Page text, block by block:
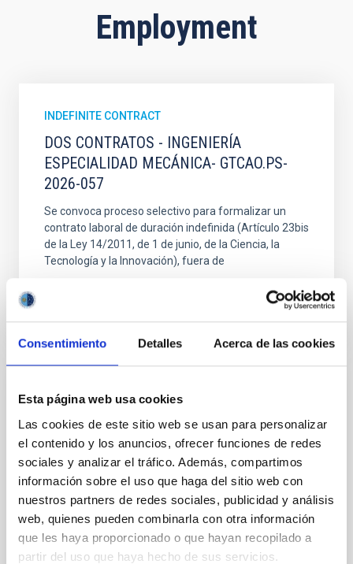
Consentimiento Detalles Acerca de las cookies
Esta página web usa cookies
Las cookies de este sitio web se usan para personalizar
el contenido y los anuncios, ofrecer funciones de redes
sociales y analizar el tráfico. Además, compartimos
información sobre el uso que haga del sitio web con
nuestros partners de redes sociales, publicidad y análisis
web, quienes pueden combinarla con otra información
que les haya proporcionado o que hayan recopilado a
partir del uso que haya hecho de sus servicios.
Employment
INDEFINITE CONTRACT
DOS CONTRATOS - INGENIERÍA
ESPECIALIDAD MECÁNICA- GTCAO.PS-
2026-057
Se convoca proceso selectivo para formalizar un
contrato laboral de duración indefinida (Artículo 23bis
de la Ley 14/2011, de 1 de junio, de la Ciencia, la
Tecnología y la Innovación), fuera de
PERMANENT (OPEN TO PUBLIC)
UN CONTRATO - TÉCNICO/A DE TALLER -
ESPECIALIDAD MECÁNICA- FIJO
LABORAL - PS-2026-032
Se convoca proceso selectivo para el ingreso, como
personal laboral fijo, de un puesto de trabajo con la
categoría profesional de Técnico/a de Taller, acogido
al Convenio y que tendrá, entre otras